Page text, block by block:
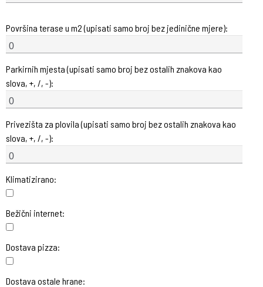
Površina terase u m2 (upisati samo broj bez jedinične mjere):
Parkirnih mjesta (upisati samo broj bez ostalih znakova kao
slova, +, /, -):
Privezišta za plovila (upisati samo broj bez ostalih znakova kao
slova, +, /, -):
Klimatizirano:
Bežični internet:
Dostava pizza:
Dostava ostale hrane: